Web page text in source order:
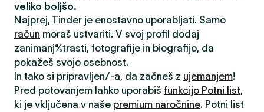
veliko boljšo.
Najprej, Tinder je enostavno uporabljati. Samo
račun moraš ustvariti. V svoj profil dodaj
zanimanja/strasti, fotografije in biografijo, da
pokažeš svojo osebnost.
In tako si pripravljen/-a, da začneš z ujemanjem!
Pred potovanjem lahko uporabiš funkcijo Potni list,
ki je vključena v naše premium naročnine. Potni list